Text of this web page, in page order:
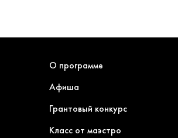
О программе
Афиша
Грантовый конкурс
Класс от маэстро